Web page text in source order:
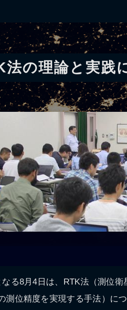
法の理論と実践
る8月4日は、RTK法（測位
測位精度を実現する手法）に